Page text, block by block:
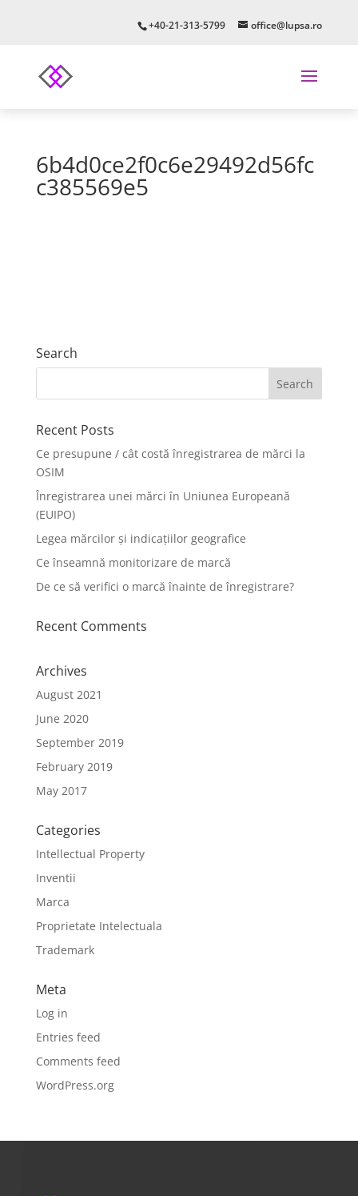
+40-21-313-5799 office@lupsa.ro
6b4d0ce2f0c6e29492d56fc
c385569e5
Search
Recent Posts
Ce presupune / cât costă înregistrarea de mărci la
OSIM
Înregistrarea unei mărci în Uniunea Europeană
(EUIPO)
Legea mărcilor și indicațiilor geografice
Ce înseamnă monitorizare de marcă
De ce să verifici o marcă înainte de înregistrare?
Recent Comments
Archives
August 2021
June 2020
September 2019
February 2019
May 2017
Categories
Intellectual Property
Inventii
Marca
Proprietate Intelectuala
Trademark
Meta
Log in
Entries feed
Comments feed
WordPress.org